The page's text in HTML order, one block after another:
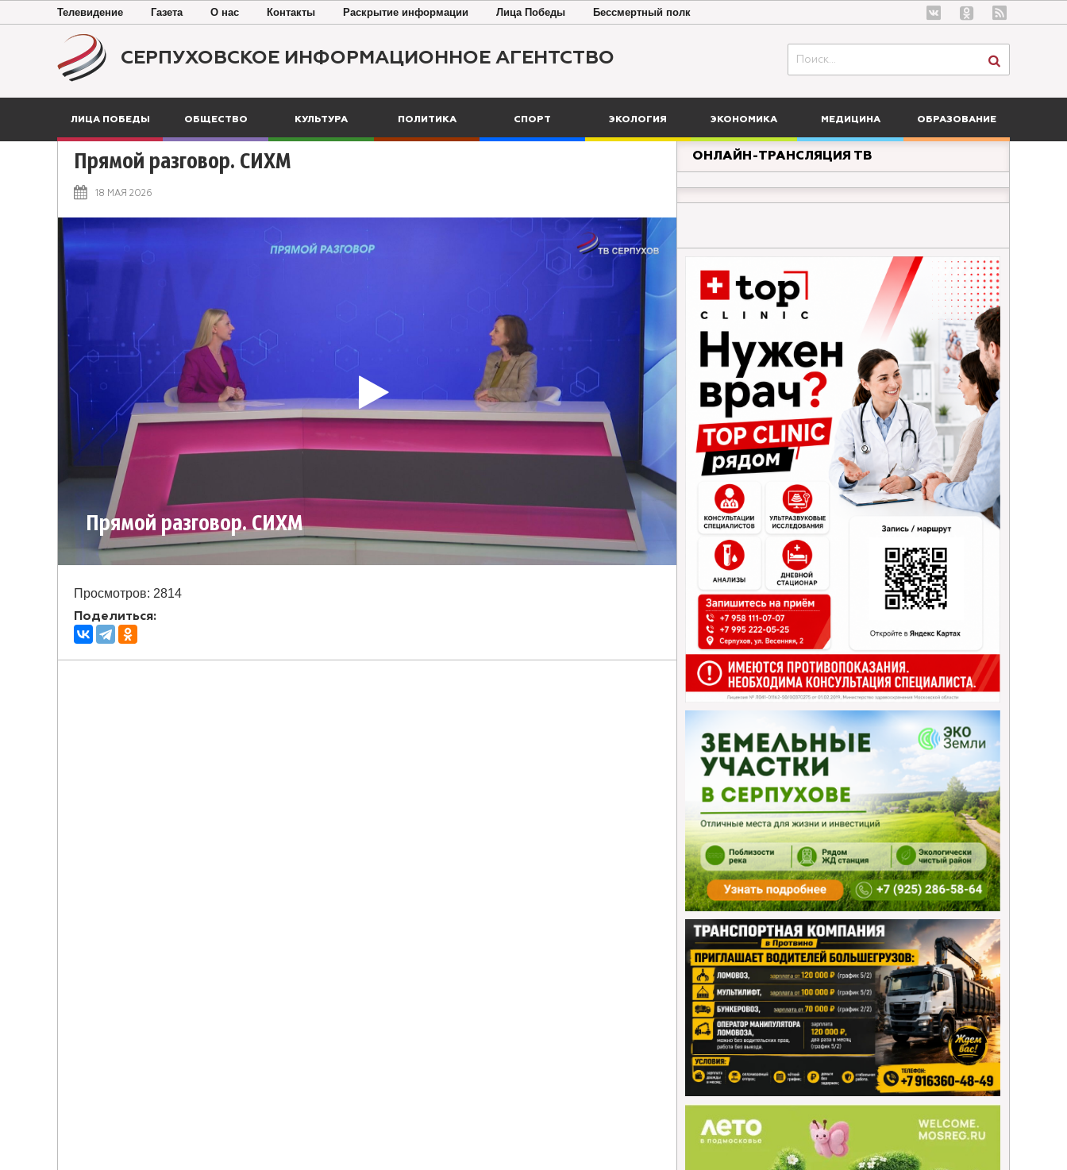
Телевидение Газета О нас Контакты Раскрытие информации Лица Победы Бессмертный полк
СЕРПУХОВСКОЕ ИНФОРМАЦИОННОЕ АГЕНТСТВО
ЛИЦА ПОБЕДЫ ОБЩЕСТВО КУЛЬТУРА ПОЛИТИКА СПОРТ ЭКОЛОГИЯ ЭКОНОМИКА МЕДИЦИНА ОБРАЗОВАНИЕ
Прямой разговор. СИХМ
18 МАЯ 2026
Прямой разговор. СИХМ
Просмотров: 2814
Поделиться:
ОНЛАЙН-ТРАНСЛЯЦИЯ ТВ